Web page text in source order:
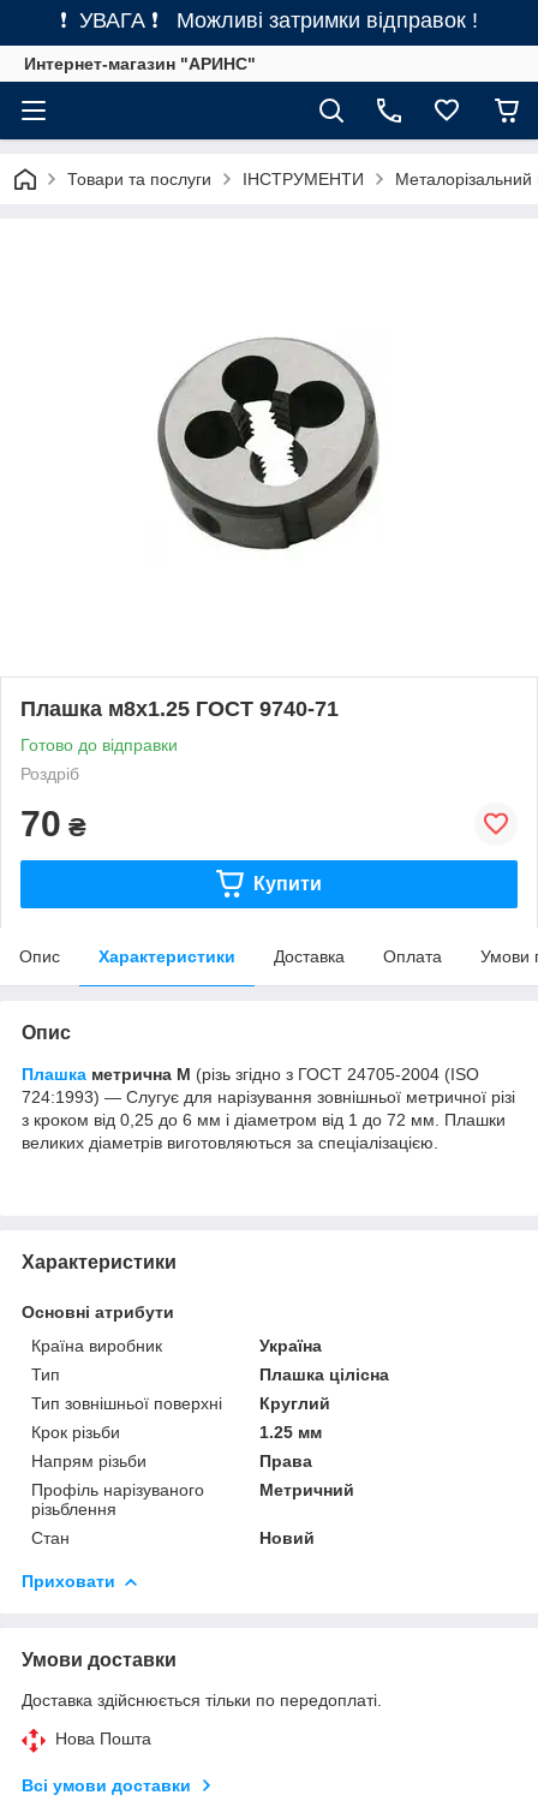
❗ УВАГА ❗ Можливі затримки відправок !
Интернет-магазин "АРИНС"
Товари та послуги ІНСТРУМЕНТИ Металорізальний
Плашка м8х1.25 ГОСТ 9740-71
Готово до відправки
Роздріб
70 ₴
Купити
Опис Характеристики Доставка Оплата Умови
Опис
Плашка метрична М (різь згідно з ГОСТ 24705-2004 (ISO
724:1993) — Слугує для нарізування зовнішньої метричної різі
з кроком від 0,25 до 6 мм і діаметром від 1 до 72 мм. Плашки
великих діаметрів виготовляються за спеціалізацією.
Характеристики
Основні атрибути
Країна виробник
Україна
Тип
Плашка цілісна
Тип зовнішньої поверхні
Круглий
Крок різьби
1.25 мм
Напрям різьби
Права
Профіль нарізуваного
різьблення
Метричний
Стан Новий
Приховати
Умови доставки
Доставка здійснюється тільки по передоплаті.
Нова Пошта
Всі умови доставки